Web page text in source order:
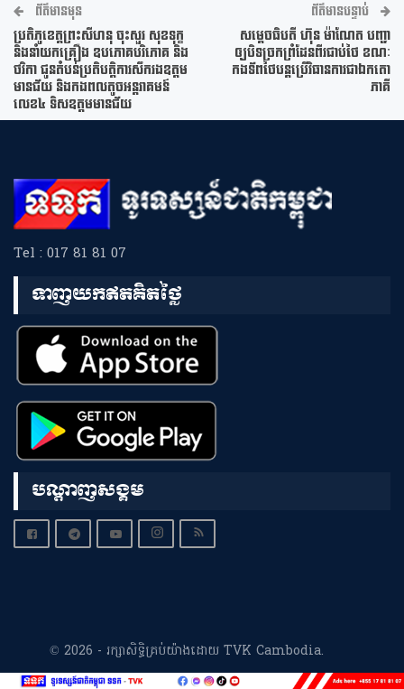
ព័ត៌មានមុន
ប្រតិភូខេត្តព្រះសីហនុ ចុះសួរ សុខទុក្ខ
និងនាំយកគ្រឿង ឧបភោគបរិភោគ និង
ថវិកា ជូនតំបន់ប្រតិបត្តិការសឹករងឧត្តម
មានជ័យ និងកងពលតូចអន្តរាគមន៍
លេខ៤ ទិសឧត្តមមានជ័យ
ព័ត៌មានបន្ទាប់
សម្តេចធិបតី ហ៊ុន ម៉ាណែត បញ្ជា
ឲ្យបិទច្រកព្រំដែនពីរជាប់ថៃ ខណៈ
កងទ័ពថៃបន្តប្រើវិធានការជាឯកតោ
ភាគី
Tel : 017 81 81 07
ទាញយកឥតគិតថ្លៃ
បណ្តាញសង្គម
© 2026 - រក្សាសិទ្ធិគ្រប់យ៉ាងដោយ TVK Cambodia.